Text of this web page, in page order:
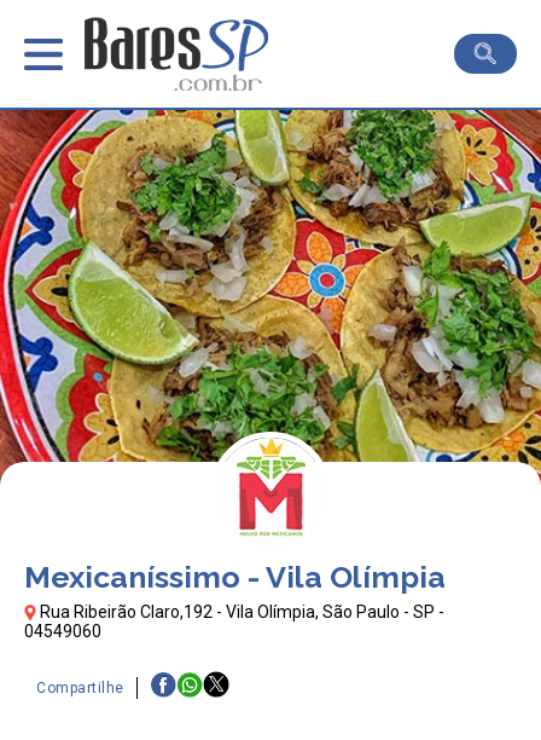
Mexicaníssimo - Vila Olímpia
Rua Ribeirão Claro,192 - Vila Olímpia, São Paulo - SP -
04549060
Compartilhe